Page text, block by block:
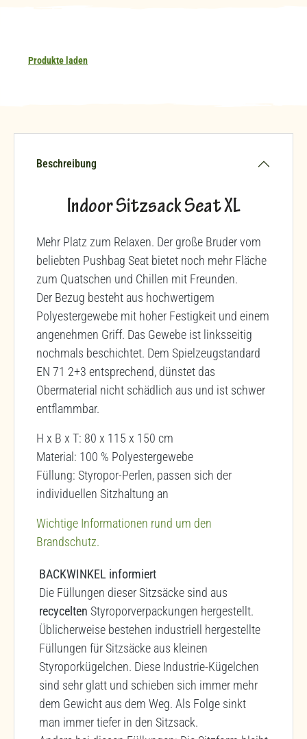
Produkte laden
Beschreibung
Indoor Sitzsack Seat XL
Mehr Platz zum Relaxen. Der große Bruder vom
beliebten Pushbag Seat bietet noch mehr Fläche
zum Quatschen und Chillen mit Freunden.
Der Bezug besteht aus hochwertigem
Polyestergewebe mit hoher Festigkeit und einem
angenehmen Griff. Das Gewebe ist linksseitig
nochmals beschichtet. Dem Spielzeugstandard
EN 71 2+3 entsprechend, dünstet das
Obermaterial nicht schädlich aus und ist schwer
entflammbar.
H x B x T: 80 x 115 x 150 cm
Material: 100 % Polyestergewebe
Füllung: Styropor-Perlen, passen sich der
individuellen Sitzhaltung an
Wichtige Informationen rund um den
Brandschutz.
BACKWINKEL informiert
Die Füllungen dieser Sitzsäcke sind aus
recycelten Styroporverpackungen hergestellt.
Üblicherweise bestehen industriell hergestellte
Füllungen für Sitzsäcke aus kleinen
Styroporkügelchen. Diese Industrie-Kügelchen
sind sehr glatt und schieben sich immer mehr
dem Gewicht aus dem Weg. Als Folge sinkt
man immer tiefer in den Sitzsack.